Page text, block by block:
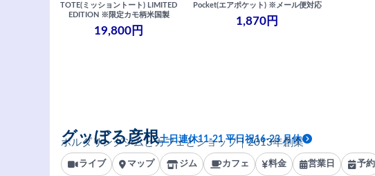
TOTE(ミッショントート) LIMITED
EDITION ※限定カモ柄米国製
19,800円
Pocket(エアポケット) ※メール便対応
1,870円
ボルダリングジムとカフェとショップ｜2013年創業
グッぼる彦根土日連休11-21 平日祝16-23 月休
ライブ マップ ジム カフェ 料金 営業日 予約